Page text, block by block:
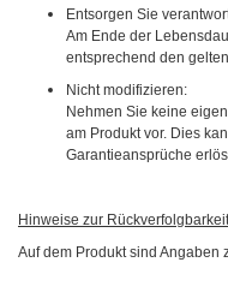
Entsorgen Sie
Am Ende der
entsprechend den
Nicht modifizieren:
Nehmen Sie keine
am Produkt vor. Dies
Garantieansprüche
Hinweise zur
Auf dem Produkt sind Angaben